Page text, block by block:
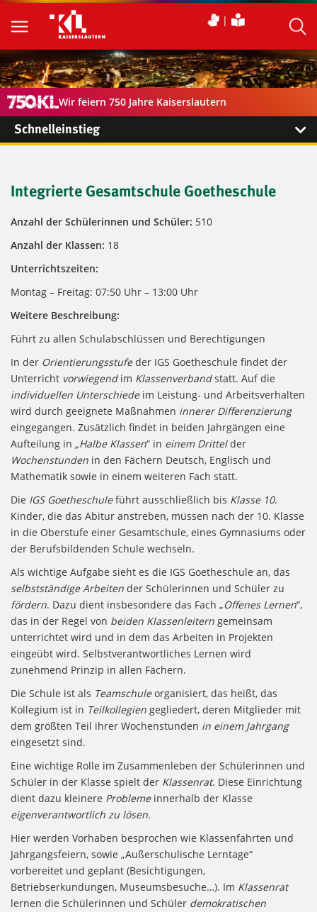
Wir feiern 750 Jahre Kaiserslautern
Schnelleinstieg
Integrierte Gesamtschule Goetheschule
Anzahl der Schülerinnen und Schüler: 510
Anzahl der Klassen: 18
Unterrichtszeiten:
Montag – Freitag: 07:50 Uhr – 13:00 Uhr
Weitere Beschreibung:
Führt zu allen Schulabschlüssen und Berechtigungen
In der Orientierungsstufeder IGS Goetheschule findet der
Unterricht vorwiegendim Klassenverbandstatt. Auf die
individuellen Unterschiedeim Leistung- und Arbeitsverhalten
wird durch geeignete Maßnahmen innerer Differenzierung
eingegangen. Zusätzlich findet in beiden Jahrgängen eine
Aufteilung in „Halbe Klassen“ in einem Drittelder
Wochenstunden in den Fächern Deutsch, Englisch und
Mathematik sowie in einem weiteren Fach statt.
Die IGS Goetheschuleführt ausschließlich bis Klasse 10.
Kinder, die das Abitur anstreben, müssen nach der 10. Klasse
in die Oberstufe einer Gesamtschule, eines Gymnasiums oder
der Berufsbildenden Schule wechseln.
Als wichtige Aufgabe sieht es die IGS Goetheschule an, das
selbstständige Arbeiten der Schülerinnen und Schüler zu
fördern. Dazu dient insbesondere das Fach „Offenes Lernen“,
das in der Regel von beiden Klassenleitern gemeinsam
unterrichtet wird und in dem das Arbeiten in Projekten
eingeübt wird. Selbstverantwortliches Lernen wird
zunehmend Prinzip in allen Fächern.
Die Schule ist als Teamschuleorganisiert, das heißt, das
Kollegium ist in Teilkollegien gegliedert, deren Mitglieder mit
dem größten Teil ihrer Wochenstunden in einem Jahrgang
eingesetzt sind.
Eine wichtige Rolle im Zusammenleben der Schülerinnen und
Schüler in der Klasse spielt der Klassenrat. Diese Einrichtung
dient dazu kleinere Problemeinnerhalb der Klasse
eigenverantwortlich zu lösen.
Hier werden Vorhaben besprochen wie Klassenfahrten und
Jahrgangsfeiern, sowie „Außerschulische Lerntage“
vorbereitet und geplant (Besichtigungen,
Betriebserkundungen, Museumsbesuche…). Im Klassenrat
lernen die Schülerinnen und Schüler demokratischen